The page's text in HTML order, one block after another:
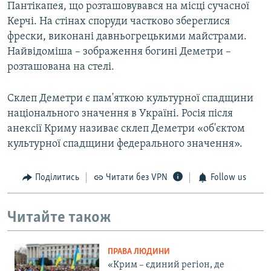
Пантікапея, що розташовувався на місці сучасної
Керчі. На стінах споруди частково збереглися
фрески, виконані давньогрецькими майстрами.
Найвідоміша – зображення богині Деметри –
розташована на стелі.
Склеп Деметри є пам'яткою культурної спадщини
національного значення в Україні. Росія після
анексії Криму називає склеп Деметри «об'єктом
культурної спадщини федерального значення».
Поділитись Читати без VPN Follow us
Читайте також
ПРАВА ЛЮДИНИ
«Крим – єдиний регіон, де